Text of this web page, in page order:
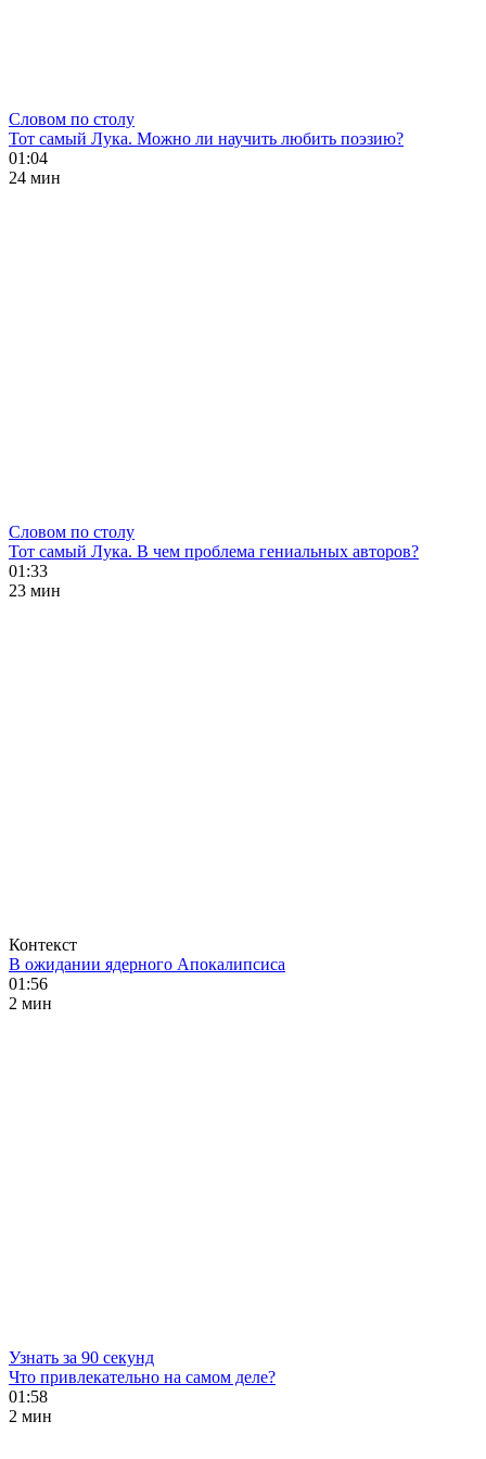
Словом по столу
Тот самый Лука. Можно ли научить любить поэзию?
01:04
24 мин
Словом по столу
Тот самый Лука. В чем проблема гениальных авторов?
01:33
23 мин
Контекст
В ожидании ядерного Апокалипсиса
01:56
2 мин
Узнать за 90 секунд
Что привлекательно на самом деле?
01:58
2 мин